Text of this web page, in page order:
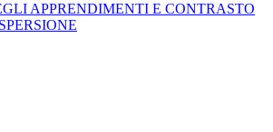
APPRENDIMENTI E CONTRASTO